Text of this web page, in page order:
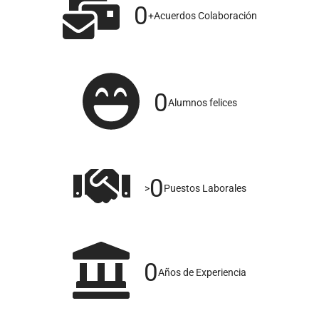
0+Acuerdos Colaboración
0Alumnos felices
>0Puestos Laborales
0Años de Experiencia